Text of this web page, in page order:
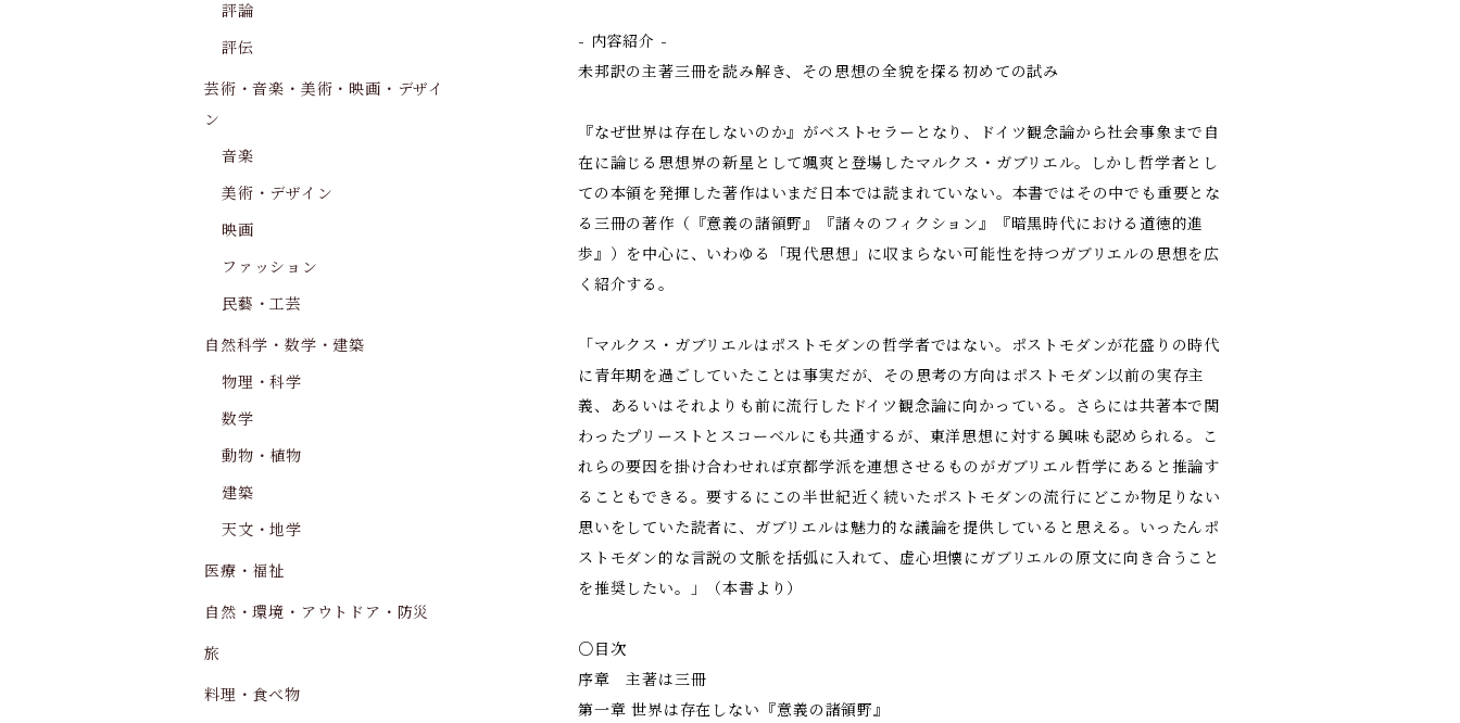
- 内容紹介 -
未邦訳の主著三冊を読み解き、その思想の全貌を探る初めての試み
『なぜ世界は存在しないのか』がベストセラーとなり、ドイツ観念論から社会事象まで自
在に論じる思想界の新星として颯爽と登場したマルクス・ガブリエル。しかし哲学者とし
ての本領を発揮した著作はいまだ日本では読まれていない。本書ではその中でも重要とな
る三冊の著作（『意義の諸領野』『諸々のフィクション』『暗黒時代における道徳的進
歩』）を中心に、いわゆる「現代思想」に収まらない可能性を持つガブリエルの思想を広
く紹介する。
「マルクス・ガブリエルはポストモダンの哲学者ではない。ポストモダンが花盛りの時代
に青年期を過ごしていたことは事実だが、その思考の方向はポストモダン以前の実存主
義、あるいはそれよりも前に流行したドイツ観念論に向かっている。さらには共著本で関
わったプリーストとスコーベルにも共通するが、東洋思想に対する興味も認められる。こ
れらの要因を掛け合わせれば京都学派を連想させるものがガブリエル哲学にあると推論す
ることもできる。要するにこの半世紀近く続いたポストモダンの流行にどこか物足りない
思いをしていた読者に、ガブリエルは魅力的な議論を提供していると思える。いったんポ
ストモダン的な言説の文脈を括弧に入れて、虚心坦懐にガブリエルの原文に向き合うこと
を推奨したい。」（本書より）
○目次
序章 主著は三冊
第一章 世界は存在しない――『意義の諸領野』
評論
評伝
芸術・音楽・美術・映画・デザイ
ン
音楽
美術・デザイン
映画
ファッション
民藝・工芸
自然科学・数学・建築
物理・科学
数学
動物・植物
建築
天文・地学
医療・福祉
自然・環境・アウトドア・防災
旅
料理・食べ物